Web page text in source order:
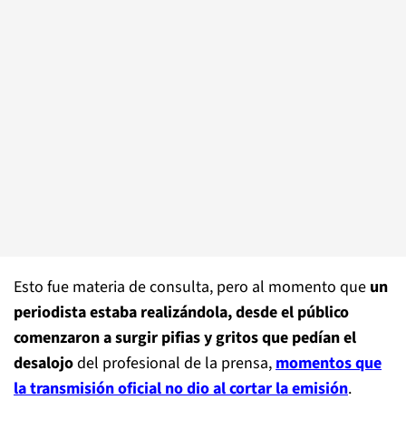
Esto fue materia de consulta, pero al momento que un
periodista estaba realizándola, desde el público
comenzaron a surgir pifias y gritos que pedían el
desalojodel profesional de la prensa, momentos que
la transmisión oficial no dio al cortar la emisión.